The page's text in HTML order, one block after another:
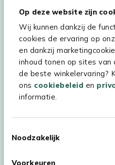
Op deze website zijn
Wij kunnen dankzij de
cookies de ervaring op
en dankzij
inhoud tonen op sites van
de beste winkelervaring?
ons cookiebeleid en
informatie.
Noodzakelijk
Voorkeuren
Hulp & service
Assortiment
Kees Smit Tuinmeubelen
Experience Stores XXL